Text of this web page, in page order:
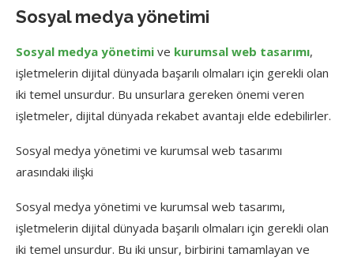
Sosyal medya yönetimi
Sosyal medya yönetimi ve kurumsal web tasarımı,
işletmelerin dijital dünyada başarılı olmaları için gerekli olan
iki temel unsurdur. Bu unsurlara gereken önemi veren
işletmeler, dijital dünyada rekabet avantajı elde edebilirler.
Sosyal medya yönetimi ve kurumsal web tasarımı
arasındaki ilişki
Sosyal medya yönetimi ve kurumsal web tasarımı,
işletmelerin dijital dünyada başarılı olmaları için gerekli olan
iki temel unsurdur. Bu iki unsur, birbirini tamamlayan ve